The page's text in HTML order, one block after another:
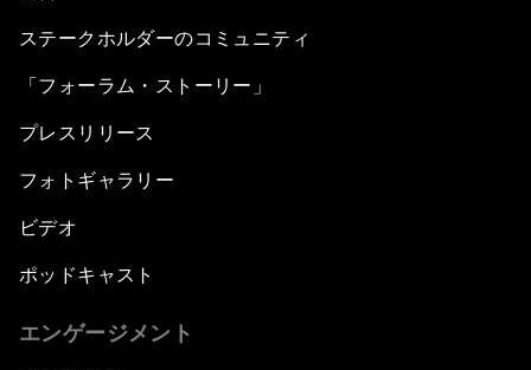
ステークホルダーのコミュニティ
「フォーラム・ストーリー」
プレスリリース
フォトギャラリー
ビデオ
ポッドキャスト
エンゲージメント